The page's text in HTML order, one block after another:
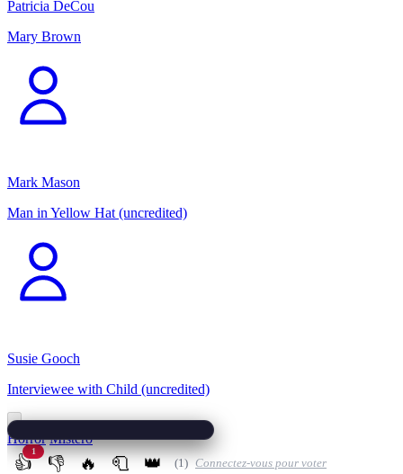
Patricia DeCou
Mary Brown
Mark Mason
Man in Yellow Hat (uncredited)
Susie Gooch
Interviewee with Child (uncredited)
Horror Mistero
👍
1
👎 🔥 🧻 👑 (1) Connectez-vous pour voter